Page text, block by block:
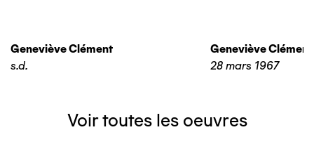
Geneviève Clément
s.d.
Geneviève Clément
28 mars 1967
Voir toutes les oeuvres